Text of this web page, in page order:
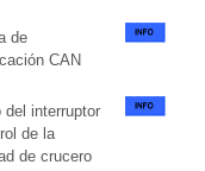
de
CAN
del interruptor
de la
de crucero